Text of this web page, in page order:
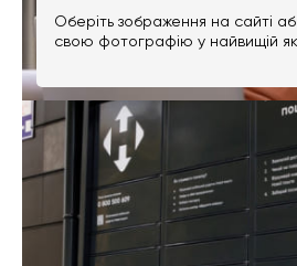
Оберіть зображення на сайті
свою фотографію у найвищій